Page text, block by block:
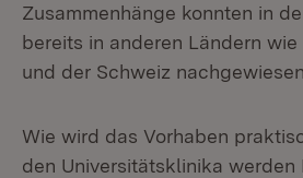
Zusammenhänge konnten in
bereits in anderen Ländern
und der Schweiz
Wie wird das Vorhaben
den Universitätsklinika werden